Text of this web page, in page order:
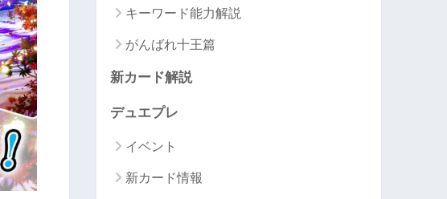
キーワード能力解説
がんばれ十王篇
新カード解説
デュエプレ
イベント
新カード情報